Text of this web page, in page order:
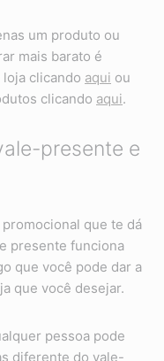
um produto ou
mais barato é
clicando aqui ou
clicando aqui.
presente e
que te dá
presente funciona
que você pode dar a
que você desejar.
pessoa pode
diferente do vale-